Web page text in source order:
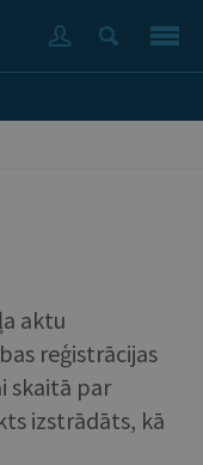
aktu
reģistrācijas
skaitā par
izstrādāts, kā